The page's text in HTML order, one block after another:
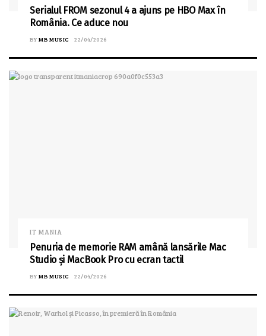
Serialul FROM sezonul 4 a ajuns pe HBO Max în
România. Ce aduce nou
BY MB MUSIC 22/04/2026
IT MANIA
Penuria de memorie RAM amână lansările Mac
Studio și MacBook Pro cu ecran tactil
BY MB MUSIC 22/04/2026